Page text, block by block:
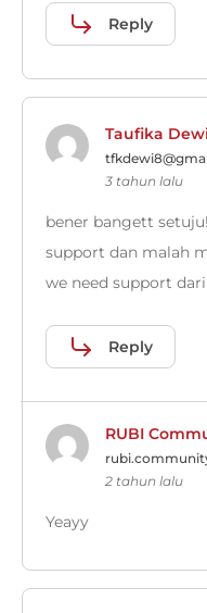
Reply
Taufika Dewi
3 tahun lalu
bener bangett
support dan malah
we need support
Reply
RUBI
2 tahun lalu
Yeayy